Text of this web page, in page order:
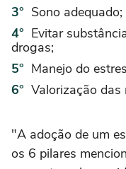
Sono adequado;
Evitar
drogas;
Manejo do
Valorização das
"A adoção de um
os 6 pilares